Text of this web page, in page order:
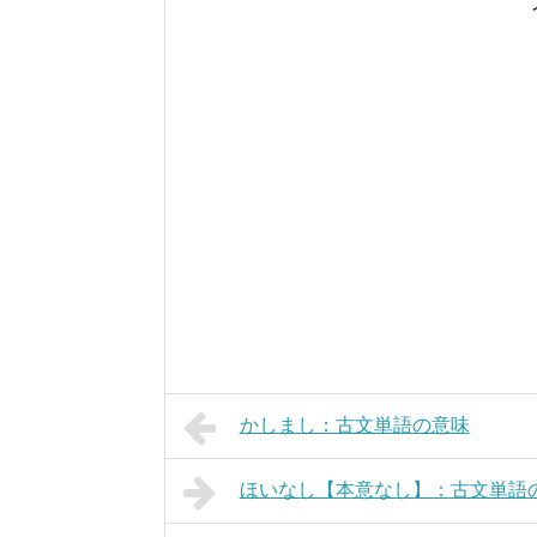
かしまし：古文単語の意味
ほいなし【本意なし】：古文単語